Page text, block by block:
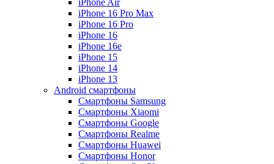
iPhone Air
iPhone 16 Pro Max
iPhone 16 Pro
iPhone 16
iPhone 16e
iPhone 15
iPhone 14
iPhone 13
Android cмартфоны
Смартфоны Samsung
Смартфоны Xiaomi
Смартфоны Google
Смартфоны Realme
Смартфоны Huawei
Смартфоны Honor